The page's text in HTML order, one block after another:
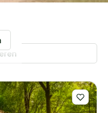
staat Ede garant
comfort.